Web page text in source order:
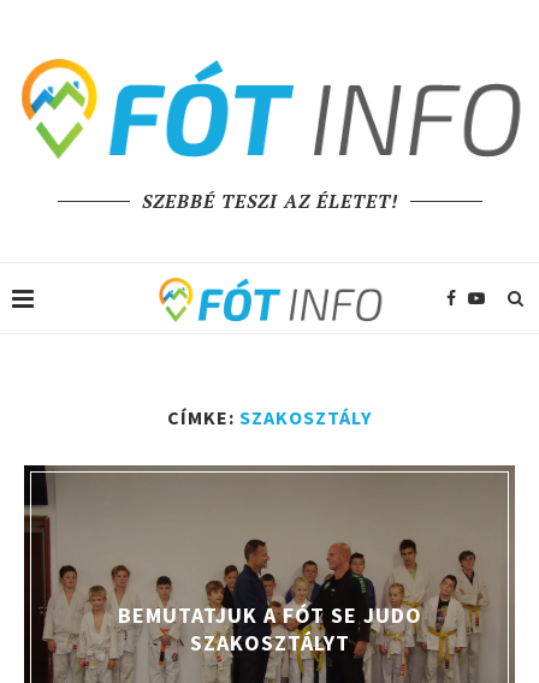
SZEBBÉ TESZI AZ ÉLETET!
CÍMKE: SZAKOSZTÁLY
BEMUTATJUK A FÓT SE JUDO
SZAKOSZTÁLYT